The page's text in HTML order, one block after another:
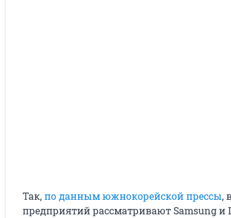
Так,по данным южнокорейской прессы,
предприятий рассматривают Samsung и